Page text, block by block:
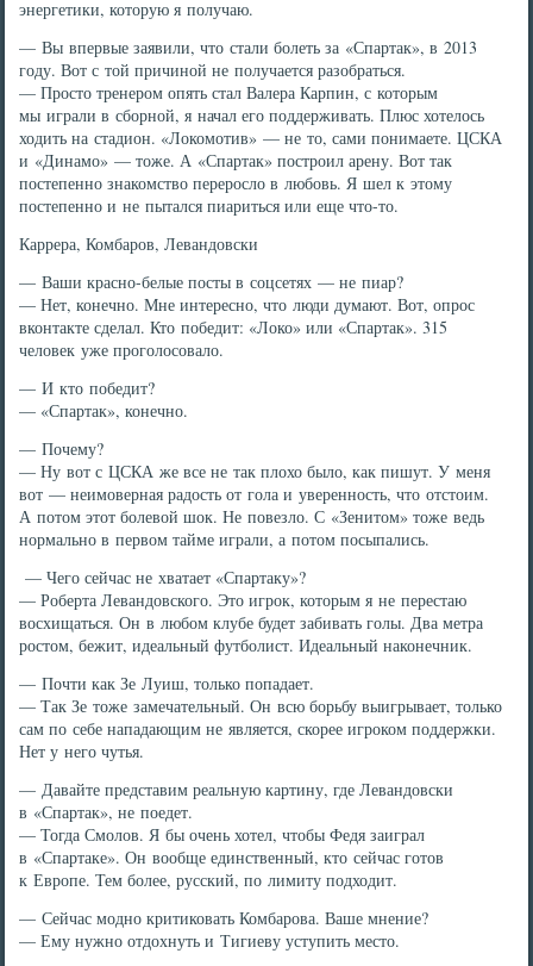
энергетики, которую я получаю.
— Вы впервые заявили, что стали болеть за «Спартак», в 2013
году. Вот с той причиной не получается разобраться.
— Просто тренером опять стал Валера Карпин, с которым
мы играли в сборной, я начал его поддерживать. Плюс хотелось
ходить на стадион. «Локомотив» — не то, сами понимаете. ЦСКА
и «Динамо» — тоже. А «Спартак» построил арену. Вот так
постепенно знакомство переросло в любовь. Я шел к этому
постепенно и не пытался пиариться или еще что-то.
Каррера, Комбаров, Левандовски
— Ваши красно-белые посты в соцсетях — не пиар?
— Нет, конечно. Мне интересно, что люди думают. Вот, опрос
вконтакте сделал. Кто победит: «Локо» или «Спартак». 315
человек уже проголосовало.
— И кто победит?
— «Спартак», конечно.
— Почему?
— Ну вот с ЦСКА же все не так плохо было, как пишут. У меня
вот — неимоверная радость от гола и уверенность, что отстоим.
А потом этот болевой шок. Не повезло. С «Зенитом» тоже ведь
нормально в первом тайме играли, а потом посыпались.
— Чего сейчас не хватает «Спартаку»?
— Роберта Левандовского. Это игрок, которым я не перестаю
восхищаться. Он в любом клубе будет забивать голы. Два метра
ростом, бежит, идеальный футболист. Идеальный наконечник.
— Почти как Зе Луиш, только попадает.
— Так Зе тоже замечательный. Он всю борьбу выигрывает, только
сам по себе нападающим не является, скорее игроком поддержки.
Нет у него чутья.
— Давайте представим реальную картину, где Левандовски
в «Спартак», не поедет.
— Тогда Смолов. Я бы очень хотел, чтобы Федя заиграл
в «Спартаке». Он вообще единственный, кто сейчас готов
к Европе. Тем более, русский, по лимиту подходит.
— Сейчас модно критиковать Комбарова. Ваше мнение?
— Ему нужно отдохнуть и Тигиеву уступить место.